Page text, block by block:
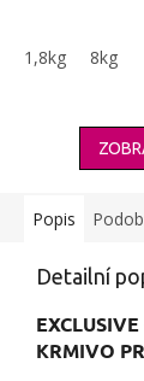
1,8kg 8kg
Popis
Detailní
KRMIVO